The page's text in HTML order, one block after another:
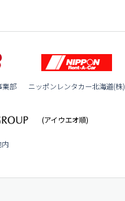
業部 ニッポンレンタカー北海道(株)
(アイウエオ順)